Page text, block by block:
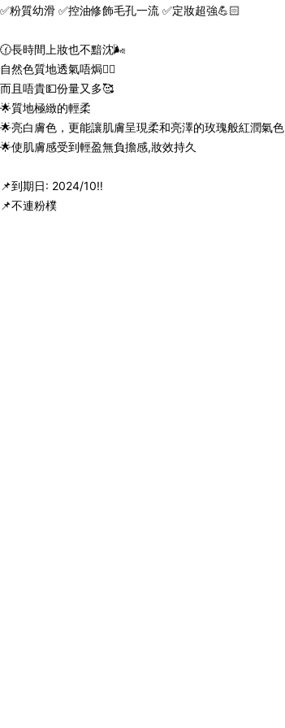
✅粉質幼滑 ✅控油修飾毛孔一流 ✅定妝超強💪🏻
🕜長時間上妝也不黯沈🌬
自然色質地透氣唔焗👍🏻
而且唔貴💵份量又多🥰
🌟質地極緻的輕柔
🌟亮白膚色，更能讓肌膚呈現柔和亮澤的玫瑰般紅潤氣色
🌟使肌膚感受到輕盈無負擔感,妝效持久
📌到期日: 2024/10‼️
📌不連粉樸